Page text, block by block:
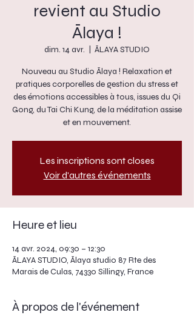
revient au Studio
Ālaya !
dim. 14 avr. ĀLAYA STUDIO
Nouveau au Studio Ālaya ! Relaxation et
pratiques corporelles de gestion du stress et
des émotions accessibles à tous, issues du Qi
Gong, du Tai Chi Kung, de la méditation assise
et en mouvement.
Les inscriptions sont closes
Voir d'autres événements
Heure et lieu
14 avr. 2024, 09:30 – 12:30
ĀLAYA STUDIO, Ālaya studio 87 Rte des
Marais de Culas, 74330 Sillingy, France
À propos de l'événement